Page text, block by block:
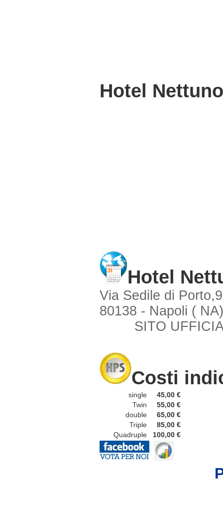
Hotel
Hotel
Via Sedile di Porto,9
80138 - Napoli ( NA)
SITO
Costi
single
45,00 €
Twin
55,00 €
double
65,00 €
Triple
85,00 €
Quadruple
100,00 €